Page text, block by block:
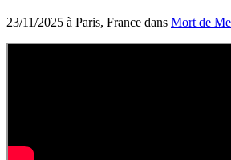
23/11/2025 à Paris, France dans Mort de